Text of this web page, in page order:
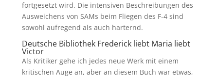
fortgesetzt wird. Die intensiven Beschreibungen des
Ausweichens von SAMs beim Fliegen des F-4 sind
sowohl aufregend als auch harternd.
Deutsche Bibliothek Frederick liebt Maria liebt
Victor
Als Kritiker gehe ich jedes neue Werk mit einem
kritischen Auge an, aber an diesem Buch war etwas,